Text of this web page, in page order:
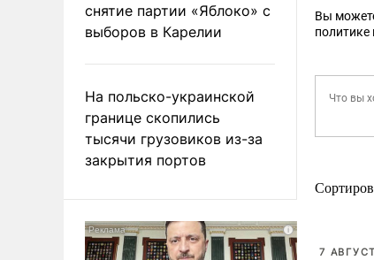
снятие партии «Яблоко» с
выборов в Карелии
На польско-украинской
границе скопились
тысячи грузовиков из-за
закрытия портов
Вы
7